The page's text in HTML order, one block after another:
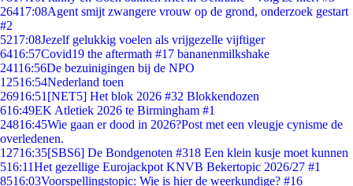
26417:08Agent smijt zwangere vrouw op de grond, onderzoek gestart
#2
5217:08Jezelf gelukkig voelen als vrijgezelle vijftiger
6416:57Covid19 the aftermath #17 bananenmilkshake
24116:56De bezuinigingen bij de NPO
12516:54Nederland toen
26916:51 [NET5] Het blok 2026 #32 Blokkendozen
616:49EK Atletiek 2026 te Birmingham #1
24816:45Wie gaan er dood in 2026?Post met een vleugje cynisme de
overledenen.
12716:35[SBS6] De Bondgenoten #318 Een klein kusje moet kunnen
516:11Het gezellige Eurojackpot KNVB Bekertopic 2026/27 #1
8516:03Voorspellingstopic: Wie is hier de weerkundige? #16